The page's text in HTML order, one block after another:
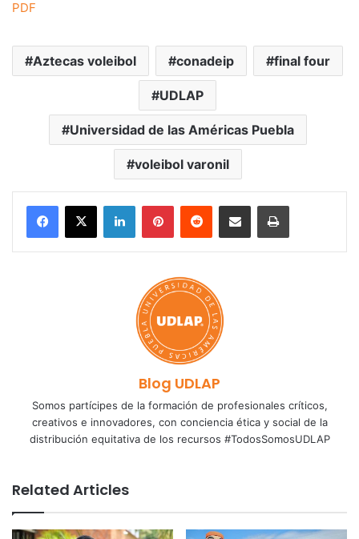
PDF
Aztecas voleibol conadeip final four
UDLAP
Universidad de las Américas Puebla
voleibol varonil
LinkedInPinterestReddit Share via Email Print
Blog UDLAP
Somos partícipes de la formación de profesionales críticos,
creativos e innovadores, con conciencia ética y social de la
distribución equitativa de los recursos #TodosSomosUDLAP
Related Articles